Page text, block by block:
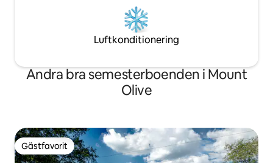
Luftkonditionering
Andra bra semesterboenden i Mount
Olive
Gästfavorit
Gästfavorit